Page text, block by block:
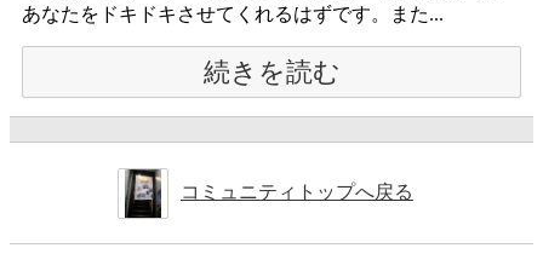
あなたをドキドキさせてくれるはずです。また...
続きを読む
コミュニティトップへ戻る